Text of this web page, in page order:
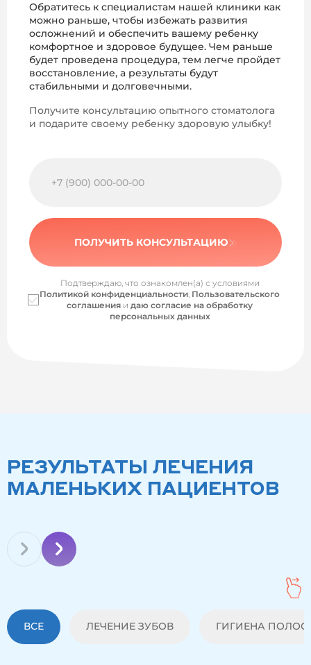
Обратитесь к специалистам нашей клиники как
можно раньше, чтобы избежать развития
осложнений и обеспечить вашему ребенку
комфортное и здоровое будущее. Чем раньше
будет проведена процедура, тем легче пройдет
восстановление, а результаты будут
стабильными и долговечными.
Получите консультацию опытного стоматолога
и подарите своему ребенку здоровую улыбку!
ПОЛУЧИТЬ КОНСУЛЬТАЦИЮ
Подтверждаю, что ознакомлен(а) с условиями
Политикой конфиденциальности, Пользовательского
соглашения и даю согласие на обработку
персональных данных
РЕЗУЛЬТАТЫ ЛЕЧЕНИЯ
МАЛЕНЬКИХ ПАЦИЕНТОВ
ВСЕ ЛЕЧЕНИЕ ЗУБОВ ГИГИЕНА